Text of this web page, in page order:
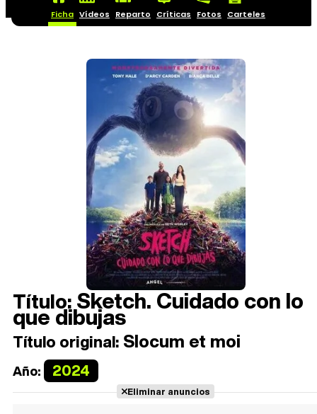
Ficha Vídeos Reparto Críticas Fotos Carteles
Título:Sketch. Cuidado con lo
que dibujas
Título original: Slocum et moi
Año: 2024
Eliminar anuncios